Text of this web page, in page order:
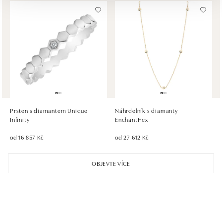
HALADA OC Avion, Bratislava
Ivanská cesta 16, 821 04 Bratislava
tel.: +421 917 090 372
dnes otevřeno do 21:00
HALADA OC Eurovea, Bratislava
Pribinova 8, 811 09 Bratislava
dnes otevřeno do 21:00
OBJEVTE VÍCE
Prsten s diamantem Unique
Infinity
od 16 857 Kč
Náhrdelník s diamanty
EnchantHex
od 27 612 Kč